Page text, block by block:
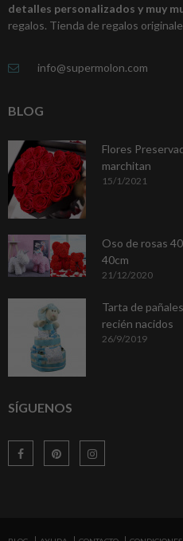
detalles personalizados y muy
regalos. Tienda de regalos
info@supermolon.com
BLOG
Flores
marchitan
15/1/2021
Oso de rosas
40cm
21/12/2020
Tarta de
recién nacidos
26/9/2019
SÍGUENOS